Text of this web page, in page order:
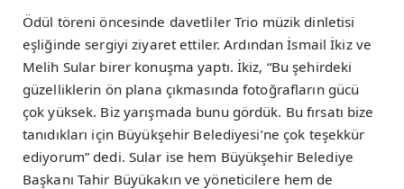
Ödül töreni öncesinde davetliler Trio müzik dinletisi
eşliğinde sergiyi ziyaret ettiler. Ardından İsmail İkiz ve
Melih Sular birer konuşma yaptı. İkiz, “Bu şehirdeki
güzelliklerin ön plana çıkmasında fotoğrafların gücü
çok yüksek. Biz yarışmada bunu gördük. Bu fırsatı bize
tanıdıkları için Büyükşehir Belediyesi’ne çok teşekkür
ediyorum” dedi. Sular ise hem Büyükşehir Belediye
Başkanı Tahir Büyükakın ve yöneticilere hem de